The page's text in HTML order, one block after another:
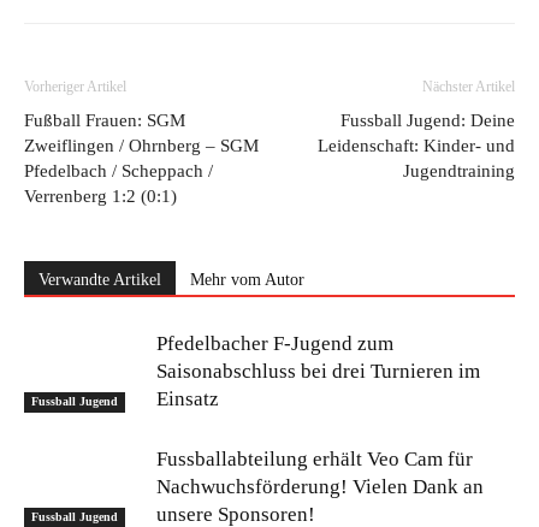
Vorheriger Artikel
Fußball Frauen: SGM
Zweiflingen / Ohrnberg – SGM
Pfedelbach / Scheppach /
Verrenberg 1:2 (0:1)
Nächster Artikel
Fussball Jugend: Deine
Leidenschaft: Kinder- und
Jugendtraining
Verwandte Artikel Mehr vom Autor
Fussball Jugend
Pfedelbacher F-Jugend zum
Saisonabschluss bei drei Turnieren im
Einsatz
Fussball Jugend
Fussballabteilung erhält Veo Cam für
Nachwuchsförderung! Vielen Dank an
unsere Sponsoren!